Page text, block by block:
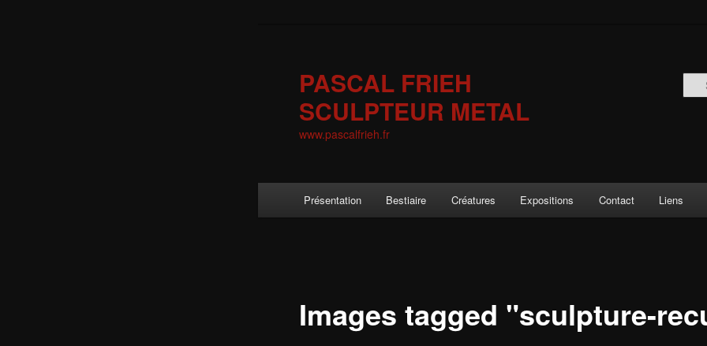
PASCAL FRIEH
SCULPTEUR METAL
www.pascalfrieh.fr
Présentation Bestiaire Créatures Expositions Contact Liens
Images tagged "sculpture-